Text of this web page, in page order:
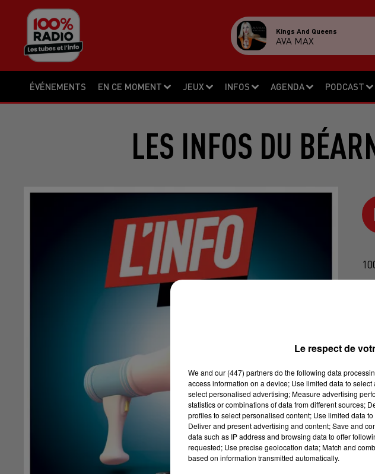
ÉVÉNEMENTS EN CE MOMENT JEUX INFOS AGENDA PODCAST
Kings And Queens
AVA MAX
LES INFOS DU
Le respect de
We and our (447) partnersdo the following data
access information on a device; Use limited data to
select personalised advertising; Measure advertising
statistics or combinations of data from different sources;
profiles to select personalised content; Use limited data
Deliver and present advertising and content; Save and
data such as IP address and browsing data to offer
requested; Use precise geolocation data; Match and
based on information transmitted automatically.